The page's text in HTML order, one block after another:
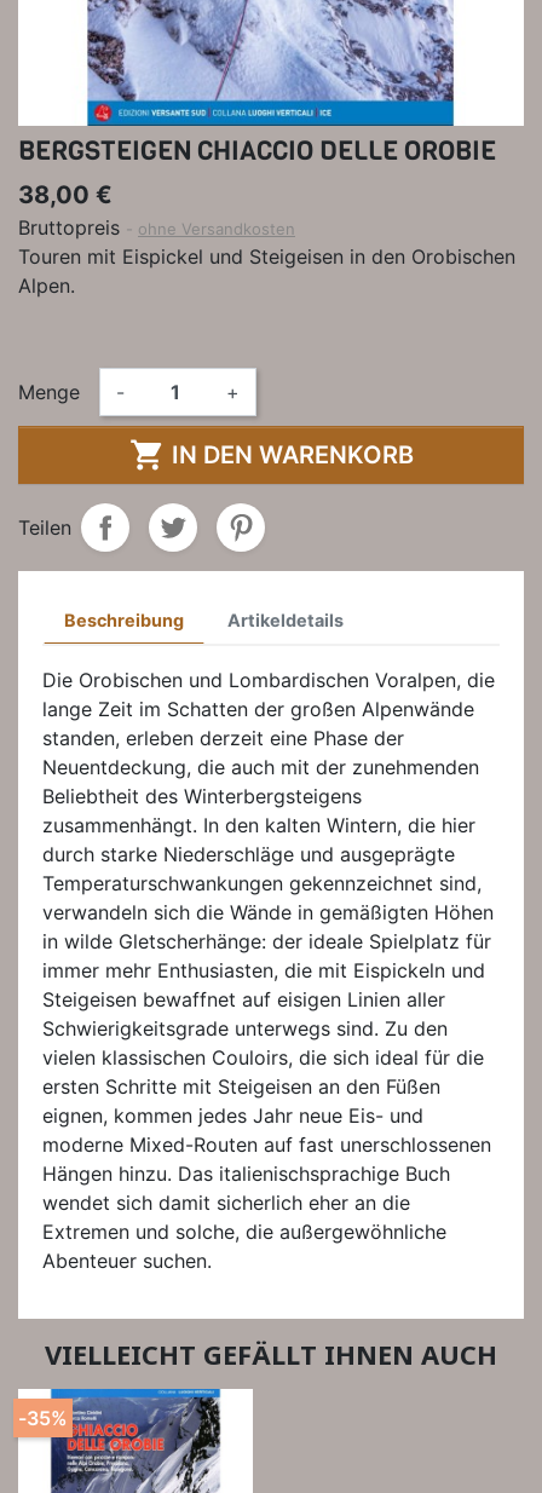
BERGSTEIGEN CHIACCIO DELLE OROBIE
38,00 €
Bruttopreis ohne Versandkosten
Touren mit Eispickel und Steigeisen in den Orobischen
Alpen.
Menge - +
 IN DEN WARENKORB
Teilen
Beschreibung Artikeldetails
Die Orobischen und Lombardischen Voralpen, die
lange Zeit im Schatten der großen Alpenwände
standen, erleben derzeit eine Phase der
Neuentdeckung, die auch mit der zunehmenden
Beliebtheit des Winterbergsteigens
zusammenhängt. In den kalten Wintern, die hier
durch starke Niederschläge und ausgeprägte
Temperaturschwankungen gekennzeichnet sind,
verwandeln sich die Wände in gemäßigten Höhen
in wilde Gletscherhänge: der ideale Spielplatz für
immer mehr Enthusiasten, die mit Eispickeln und
Steigeisen bewaffnet auf eisigen Linien aller
Schwierigkeitsgrade unterwegs sind. Zu den
vielen klassischen Couloirs, die sich ideal für die
ersten Schritte mit Steigeisen an den Füßen
eignen, kommen jedes Jahr neue Eis- und
moderne Mixed-Routen auf fast unerschlossenen
Hängen hinzu. Das italienischsprachige Buch
wendet sich damit sicherlich eher an die
Extremen und solche, die außergewöhnliche
Abenteuer suchen.
VIELLEICHT GEFÄLLT IHNEN AUCH
-35%